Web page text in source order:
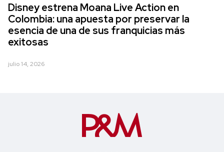
Disney estrena Moana Live Action en
Colombia: una apuesta por preservar la
esencia de una de sus franquicias más
exitosas
julio 14, 2026